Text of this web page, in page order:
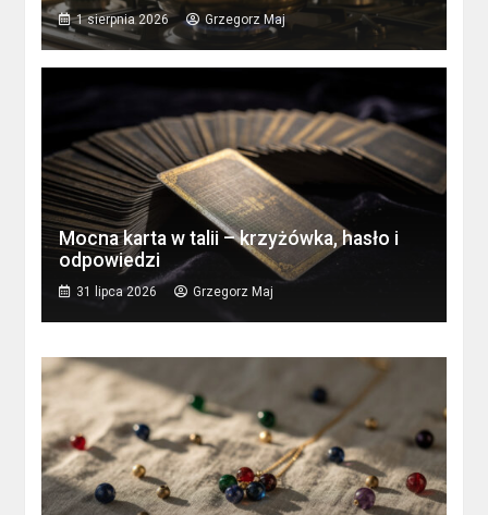
1 sierpnia 2026 Grzegorz Maj
Mocna karta w talii – krzyżówka, hasło i
odpowiedzi
31 lipca 2026 Grzegorz Maj